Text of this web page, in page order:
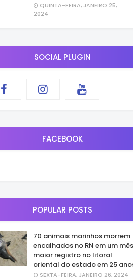
QUINTA-FEIRA, JANEIRO 25,
2024
SOCIAL PLUGIN
FACEBOOK
POPULAR POSTS
70 animais marinhos morrem
encalhados no RN em um
maior registro no litoral
oriental do estado em 25
SEXTA-FEIRA, JANEIRO 26, 2024